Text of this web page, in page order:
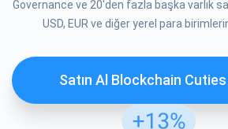
Governance ve 20'den fazla başka varlık
USD, EUR ve diğer yerel para
Satın Al Blockchain